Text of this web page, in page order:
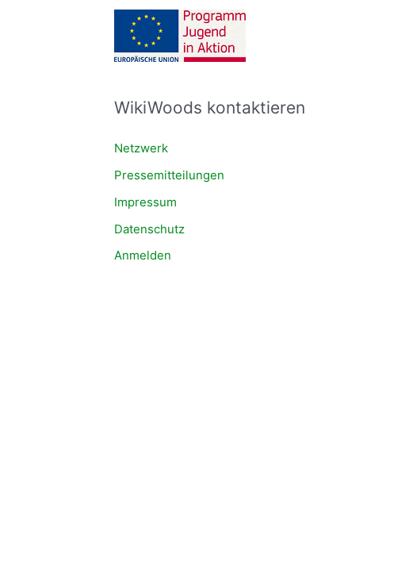
WikiWoods kontaktieren
Netzwerk
Pressemitteilungen
Impressum
Datenschutz
Anmelden